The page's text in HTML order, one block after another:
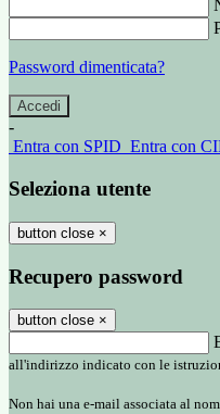
Password dimenticata?
-
Entra con SPID Entra con
Seleziona utente
button close ×
Recupero password
button close ×
all'indirizzo indicato con le
Non hai una e-mail associata al